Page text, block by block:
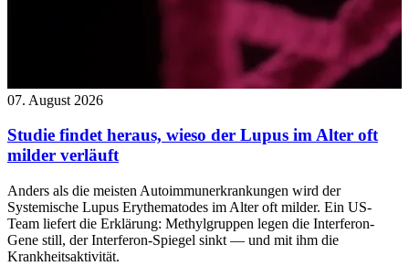
07. August 2026
Studie findet heraus, wieso der Lupus im Alter oft
milder verläuft
Anders als die meisten Autoimmunerkrankungen wird der
Systemische Lupus Erythematodes im Alter oft milder. Ein US-
Team liefert die Erklärung: Methylgruppen legen die Interferon-
Gene still, der Interferon-Spiegel sinkt — und mit ihm die
Krankheitsaktivität.